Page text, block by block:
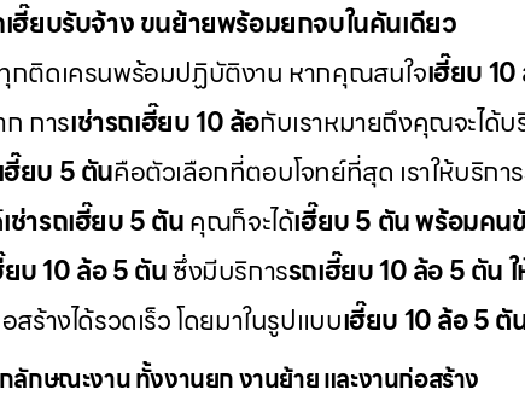
ฮี๊ยบรับจ้าง ขนย้ายพร้อมยกจบในคันเดียว
กติดเครนพร้อมปฏิบัติงาน หากคุณสนใจเฮี๊ยบ
การเช่ารถเฮี๊ยบ 10 ล้อกับเราหมายถึงคุณจะได้บ
เฮี๊ยบ 5 ตันคือตัวเลือกที่ตอบโจทย์ที่สุด เราให้บริการ
เช่ารถเฮี๊ยบ 5 ตันคุณก็จะได้เฮี๊ยบ 5 ตัน พร้อมคน
ยบ 10 ล้อ 5 ตันซึ่งมีบริการรถเฮี๊ยบ 10 ล้อ 5 ตัน ใ
ร้างได้รวดเร็ว โดยมาในรูปแบบเฮี๊ยบ 10 ล้อ 5
กษณะงาน ทั้งงานยก งานย้าย และงานก่อสร้าง